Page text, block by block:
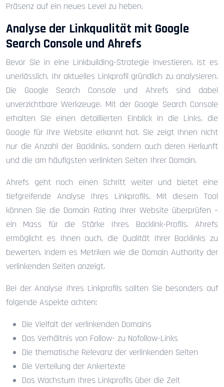
Präsenz auf ein neues Level zu heben.
Analyse der Linkqualität mit Google
Search Console und Ahrefs
Bevor Sie in eine Linkbuilding-Strategie investieren, ist es
unerlässlich, Ihr aktuelles Linkprofil gründlich zu analysieren.
Die Google Search Console und Ahrefs sind dabei
unverzichtbare Werkzeuge. Mit der Google Search Console
erhalten Sie einen detaillierten Einblick in die Links, die
Google für Ihre Website erkannt hat. Sie zeigt Ihnen nicht
nur die Anzahl der Backlinks, sondern auch deren Herkunft
und die am häufigsten verlinkten Seiten Ihrer Domain.
Ahrefs geht noch einen Schritt weiter und bietet eine
tiefgreifende Analyse Ihres Linkprofils. Mit diesem Tool
können Sie die Domain Rating Ihrer Website überprüfen –
ein Mass für die Stärke Ihres Backlink-Profils. Ahrefs
ermöglicht es Ihnen auch, die Qualität Ihrer Backlinks zu
bewerten, indem es Metriken wie die Domain Authority der
verlinkenden Seiten anzeigt.
Bei der Analyse Ihres Linkprofils sollten Sie besonders auf
folgende Aspekte achten:
Die Vielfalt der verlinkenden Domains
Das Verhältnis von Follow- zu Nofollow-Links
Die thematische Relevanz der verlinkenden Seiten
Die Verteilung der Ankertexte
Das Wachstum Ihres Linkprofils über die Zeit